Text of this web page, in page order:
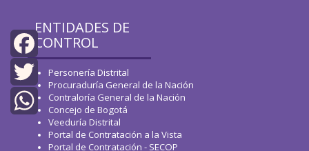
Facebook
Twitter
WhatsApp
ENTIDADES DE
CONTROL
Personería Distrital
Procuraduría General de la Nación
Contraloría General de la Nación
Concejo de Bogotá
Veeduría Distrital
Portal de Contratación a la Vista
Portal de Contratación - SECOP